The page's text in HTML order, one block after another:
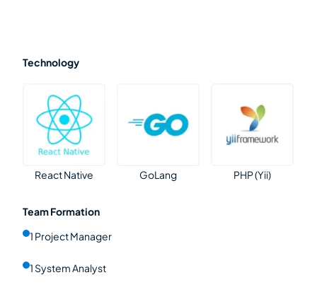
Technology
React Native GoLang PHP (Yii)
Team Formation
1 Project Manager
1 System Analyst